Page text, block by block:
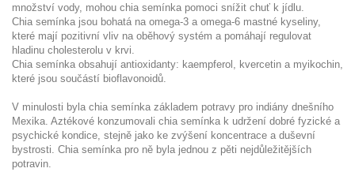
množství vody, mohou chia semínka pomoci snížit chuť k jídlu.
Chia semínka jsou bohatá na omega-3 a omega-6 mastné kyseliny,
které mají pozitivní vliv na oběhový systém a pomáhají regulovat
hladinu cholesterolu v krvi.
Chia semínka obsahují antioxidanty: kaempferol, kvercetin a myikochin,
které jsou součástí bioflavonoidů.
V minulosti byla chia semínka základem potravy pro indiány dnešního
Mexika. Aztékové konzumovali chia semínka k udržení dobré fyzické a
psychické kondice, stejně jako ke zvýšení koncentrace a duševní
bystrosti. Chia semínka pro ně byla jednou z pěti nejdůležitějších
potravin.